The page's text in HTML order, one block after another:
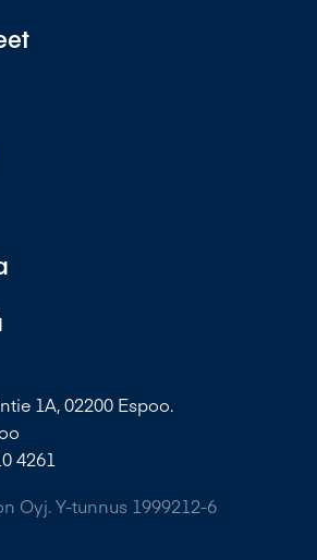
1A, 02200 Espoo.
4261
Oyj. Y-tunnus 1999212-6